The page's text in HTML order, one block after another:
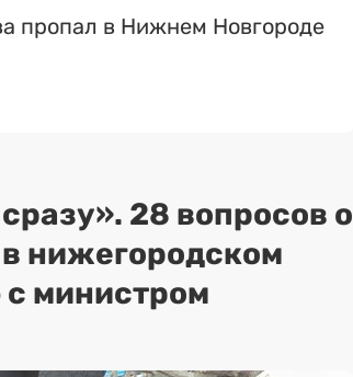
пропал в Нижнем Новгороде
28 вопросов о
нижегородском
министром